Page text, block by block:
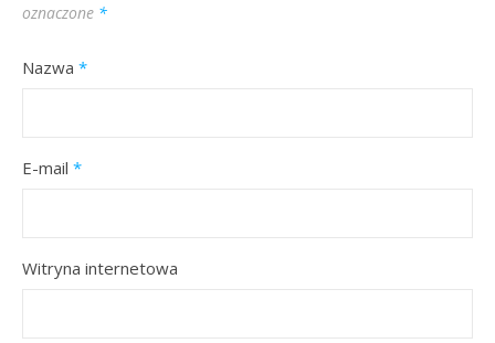
oznaczone *
Nazwa *
E-mail *
Witryna internetowa